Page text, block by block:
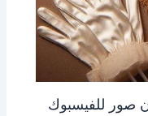
صور للفيسبوك